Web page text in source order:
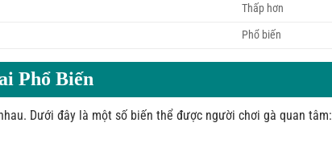
Thấp hơn
Phổ biến
Phổ Biến
Dưới đây là một số biến thể được người chơi gà quan tâm: